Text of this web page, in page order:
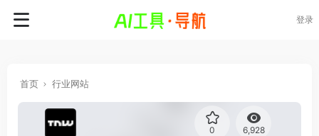
登录
首页 行业网站
0 6,928